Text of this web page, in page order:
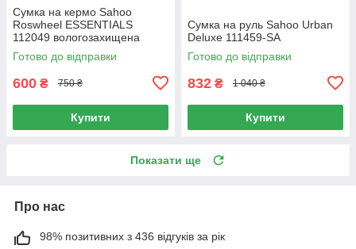
Сумка на кермо Sahoo
Roswheel ESSENTIALS
112049 вологозахищена
Готово до відправки
600 ₴ 750 ₴
Купити
Сумка на руль Sahoo Urban
Deluxe 111459-SA
Готово до відправки
832 ₴ 1 040 ₴
Купити
Показати ще
Про нас
98% позитивних з 436 відгуків за рік